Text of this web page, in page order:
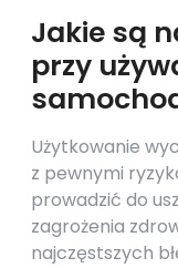
Jakie są
przy
Użytkowanie
z pewnymi
prowadzić do
zagrożenia
najczęstszych